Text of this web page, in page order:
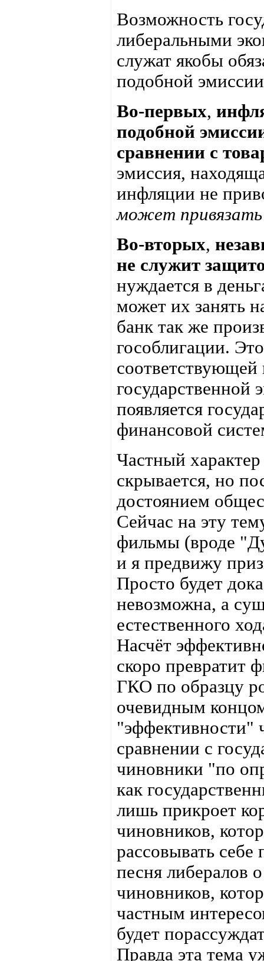
Возможность
либеральными
служат якобы
подобной
Во-первых,
подобной
сравнении с
эмиссия,
инфляции не
может
Во-вторых,
не служит
нуждается в
может их занять
банк так же
гособлигации.
государственной
появляется
финансовой
Частный
скрывается, но
достоянием
Сейчас на эту
фильмы (вроде
и я предвижу
Просто будет
невозможна, а
естественного
Насчёт
скоро
ГКО по образцу
очевидным
"эффективности"
сравнении с
чиновники "по
как
лишь прикроет
чиновников,
рассовывать себе
песня либералов
чиновников,
частным
будет
Правда эта тема